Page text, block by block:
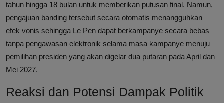
tahun hingga 18 bulan untuk memberikan putusan final. Namun,
pengajuan banding tersebut secara otomatis menangguhkan
efek vonis sehingga Le Pen dapat berkampanye secara bebas
tanpa pengawasan elektronik selama masa kampanye menuju
pemilihan presiden yang akan digelar dua putaran pada April dan
Mei 2027.
Reaksi dan Potensi Dampak Politik